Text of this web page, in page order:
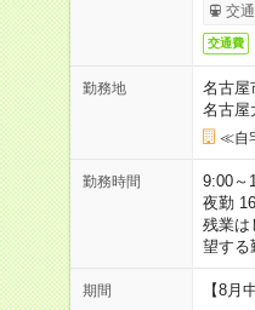
交
交通費
勤務地
名古屋
名古屋
≪自
勤務時間
9:00～
夜勤
残業は
望する
期間 【8月